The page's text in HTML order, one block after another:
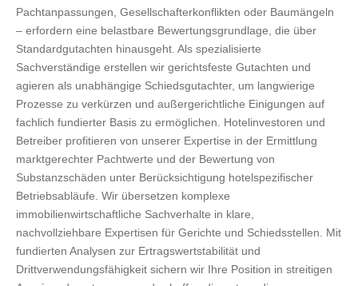
Pachtanpassungen, Gesellschafterkonflikten oder Baumängeln
– erfordern eine belastbare Bewertungsgrundlage, die über
Standardgutachten hinausgeht. Als spezialisierte
Sachverständige erstellen wir gerichtsfeste Gutachten und
agieren als unabhängige Schiedsgutachter, um langwierige
Prozesse zu verkürzen und außergerichtliche Einigungen auf
fachlich fundierter Basis zu ermöglichen. Hotelinvestoren und
Betreiber profitieren von unserer Expertise in der Ermittlung
marktgerechter Pachtwerte und der Bewertung von
Substanzschäden unter Berücksichtigung hotelspezifischer
Betriebsabläufe. Wir übersetzen komplexe
immobilienwirtschaftliche Sachverhalte in klare,
nachvollziehbare Expertisen für Gerichte und Schiedsstellen. Mit
fundierten Analysen zur Ertragswertstabilität und
Drittverwendungsfähigkeit sichern wir Ihre Position in streitigen